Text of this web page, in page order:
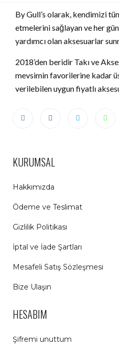
By Gull’s olarak, kendimizi
etmelerini sağlayan ve her
yardımcı olan aksesuarlar
2018’den beridir Takı ve
mevsimin favorilerine kadar
verilebilen uygun fiyatlı
KURUMSAL
Hakkımızda
Ödeme ve Teslimat
Gizlilik Politikası
İptal ve İade Şartları
Mesafeli Satış Sözleşmesi
Bize Ulaşın
HESABIM
Şifremi unuttum